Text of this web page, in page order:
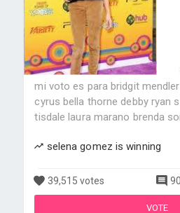
mi voto es para bridgit
cyrus bella thorne debby ryan
tisdale laura marano brenda
selena gomez is winning
39,515 votes
VOTE